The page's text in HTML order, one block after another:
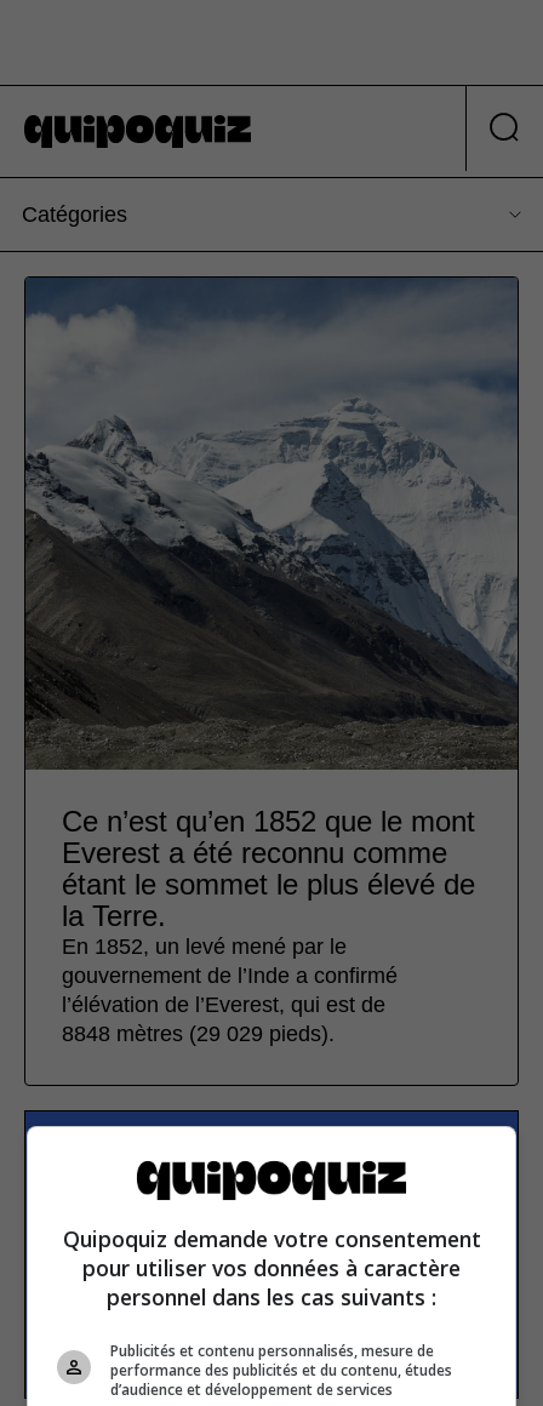
Catégories
Ce n’est qu’en 1852 que le mont
Everest a été reconnu comme
étant le sommet le plus élevé de
la Terre.
En 1852, un levé mené par le
gouvernement de l’Inde a confirmé
l’élévation de l’Everest, qui est de
8848 mètres (29 029 pieds).
S’inscrire à la newsletter
E-mail
S’INSCRIRE
Quipoquiz demande votre consentement
pour utiliser vos données à caractère
personnel dans les cas suivants :
Publicités et contenu personnalisés, mesure de
performance des publicités et du contenu, études
d’audience et développement de services